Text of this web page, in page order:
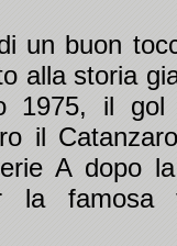
un buon
alla storia
1975, il gol
il
A dopo
la famosa